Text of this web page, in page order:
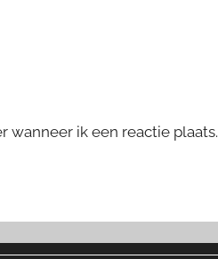
wanneer ik een reactie plaats.